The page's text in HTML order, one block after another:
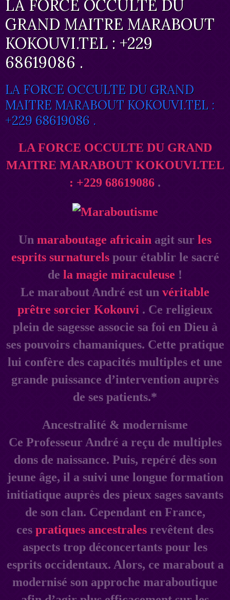
LA FORCE OCCULTE DU
GRAND MAITRE MARABOUT
KOKOUVI.TEL : +229
68619086 .
LA FORCE OCCULTE DU GRAND
MAITRE MARABOUT KOKOUVI.TEL :
+229 68619086 .
LA FORCE OCCULTE DU GRAND
MAITRE MARABOUT KOKOUVI.TEL
: +229 68619086 .
Un maraboutage africain agit sur les
esprits surnaturelspour établir le sacré
de la magie miraculeuse !
Le marabout André est un véritable
prêtre sorcier Kokouvi . Ce religieux
plein de sagesse associe sa foi en Dieu à
ses pouvoirs chamaniques. Cette pratique
lui confère des capacités multiples et une
grande puissance d’intervention auprès
de ses patients.*
Ancestralité & modernisme
Ce Professeur André a reçu de multiples
dons de naissance. Puis, repéré dès son
jeune âge, il a suivi une longue formation
initiatique auprès des pieux sages savants
de son clan. Cependant en France,
ces pratiques ancestrales revêtent des
aspects trop déconcertants pour les
esprits occidentaux. Alors, ce marabout a
modernisé son approche maraboutique